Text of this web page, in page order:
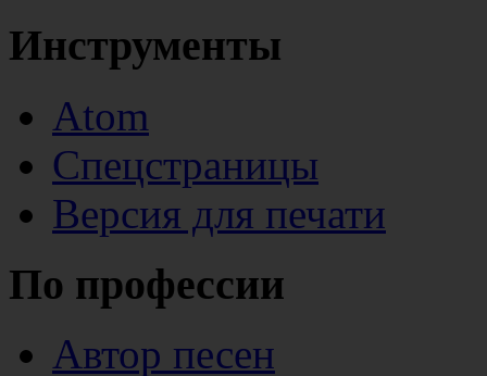
Инструменты
Atom
Спецстраницы
Версия для печати
По профессии
Автор песен